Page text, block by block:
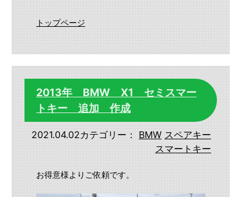
トップページ
2013年 BMW X1 セミスマー
トキー 追加 作成
2021.04.02カテゴリー： BMW スペアキー
スマートキー
お得意様よりご依頼です。